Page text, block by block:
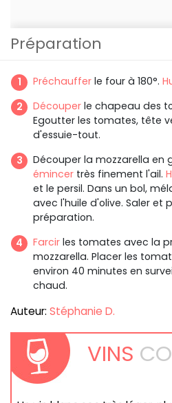
Préparation
Préchauffer le four à 180°.
Découper le chapeau des
Egoutter les tomates, tête
d'essuie-tout.
Découper la mozzarella en
émincer très finement l'ail.
et le persil. Dans un bol,
avec l'huile d'olive. Saler et
préparation.
Farcir les tomates avec la
mozzarella. Placer les
environ 40 minutes en
chaud.
Auteur: Stéphanie D.
VINS